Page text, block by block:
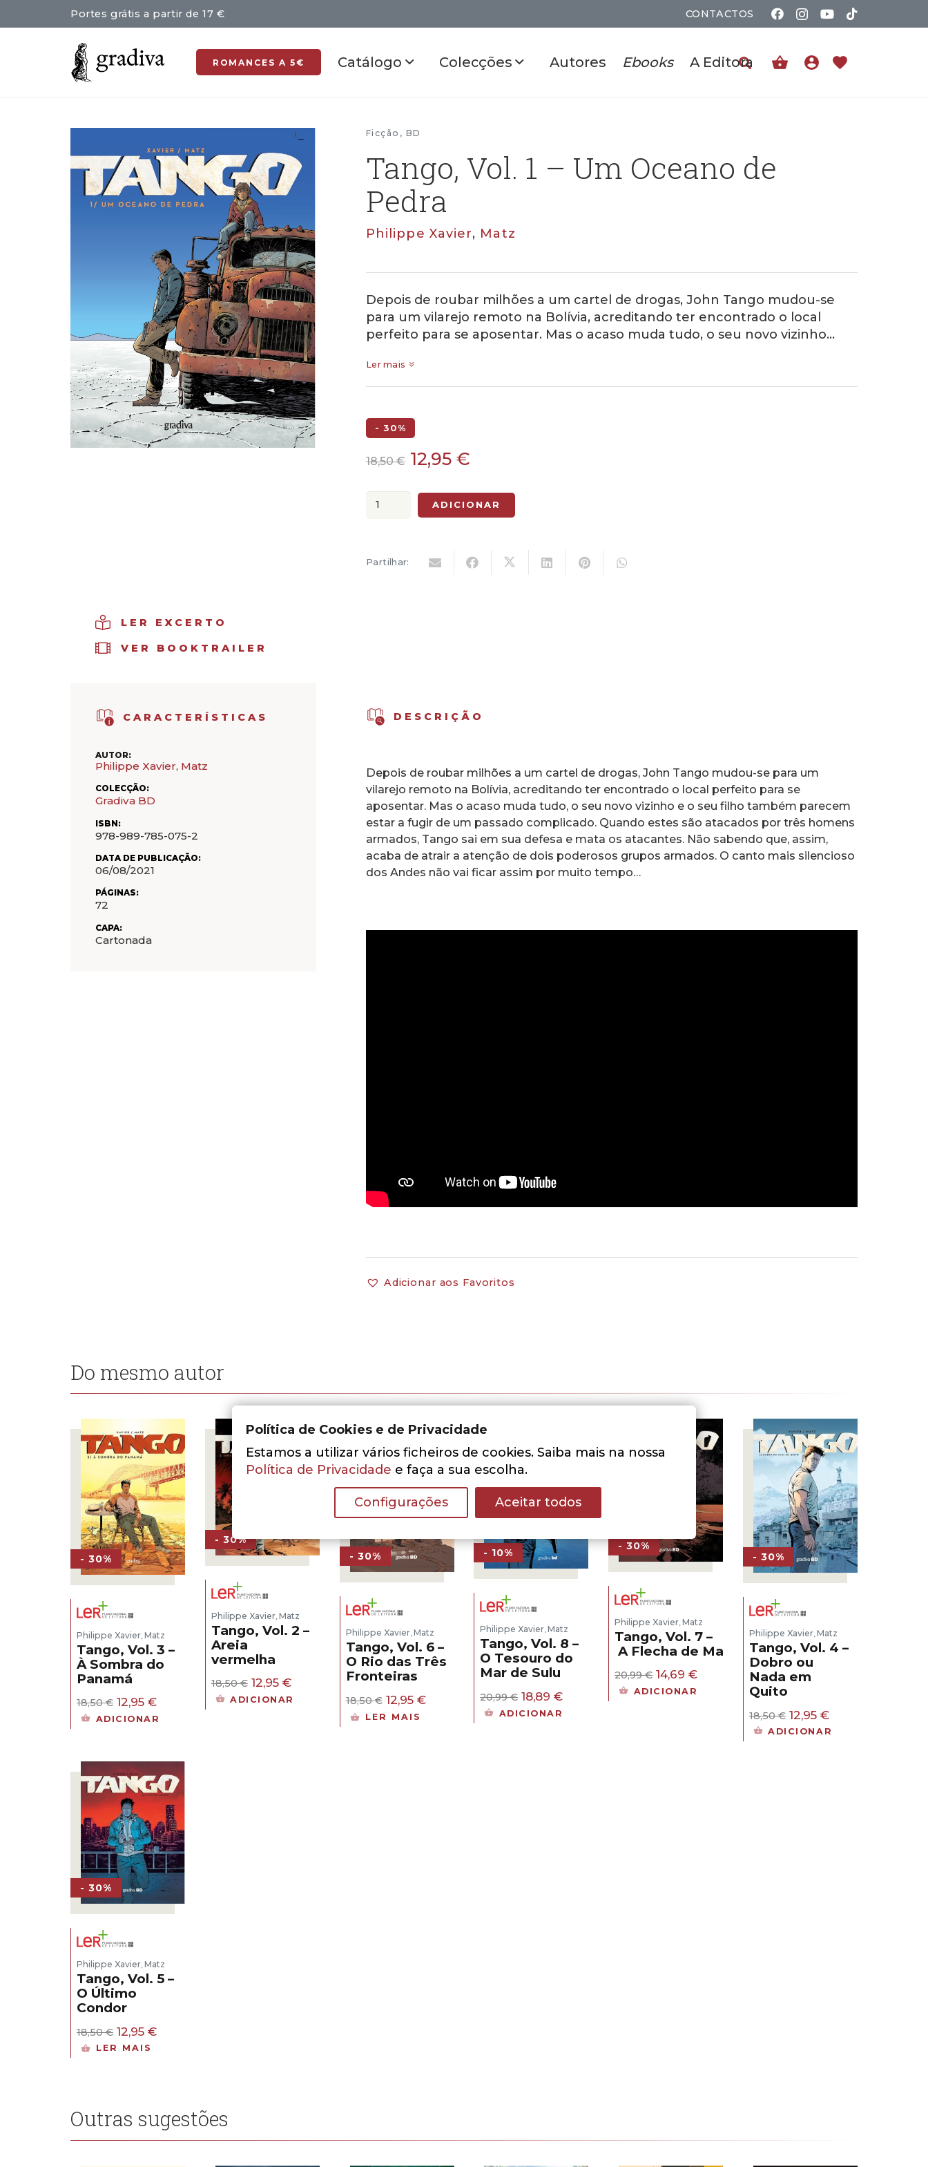
Portes grátis a partir de 17 € CONTACTOS
ROMANCES A 5€ Catálogo Colecções Autores Ebooks A Editora shopping_basket account_circle favorite
Ficção , BD
Tango, Vol. 1 – Um Oceano de
Pedra
Philippe Xavier, Matz
Depois de roubar milhões a um cartel de drogas, John Tango mudou-se
para um vilarejo remoto na Bolívia, acreditando ter encontrado o local
perfeito para se aposentar. Mas o acaso muda tudo, o seu novo vizinho…
Ler mais
- 30%
18,50€ O
original
era:
12,95 €
atual
é:
Quantidade
1
ADICIONAR
Partilhar:
LER EXCERTO
VER BOOKTRAILER
CARACTERÍSTICAS
AUTOR:
Philippe Xavier, Matz
COLECÇÃO:
Gradiva BD
ISBN:
978-989-785-075-2
DATA DE PUBLICAÇÃO:
06/08/2021
PÁGINAS:
72
CAPA:
Cartonada
DESCRIÇÃO
Depois de roubar milhões a um cartel de drogas, John Tango mudou-se para um
vilarejo remoto na Bolívia, acreditando ter encontrado o local perfeito para se
aposentar. Mas o acaso muda tudo, o seu novo vizinho e o seu filho também parecem
estar a fugir de um passado complicado. Quando estes são atacados por três homens
armados, Tango sai em sua defesa e mata os atacantes. Não sabendo que, assim,
acaba de atrair a atenção de dois poderosos grupos armados. O canto mais silencioso
dos Andes não vai ficar assim por muito tempo…
Adicionar aos Favoritos
Do mesmo autor
- 30%
Philippe Xavier,Matz
Tango, Vol. 3 –
À Sombra do
Panamá
18,50€ O
preço
12,95 €O
preço
ADICIONAR
- 30%
Philippe Xavier,Matz
Tango, Vol. 2 –
Areia
vermelha
18,50€ O
preço
12,95 €O
preço
ADICIONAR
- 30%
Philippe Xavier,Matz
Tango, Vol. 6 –
O Rio das Três
Fronteiras
18,50€ O
preço
12,95 €O
LER MAIS
- 10%
Philippe Xavier,Matz
Tango, Vol. 8 –
O Tesouro do
Mar de Sulu
20,99€ O
preço
18,89€O
ADICIONAR
- 30%
Philippe Xavier,Matz
Tango, Vol. 7 –
A Flecha de Magalhães
20,99€ O
preço
14,69€O
ADICIONAR
- 30%
Philippe Xavier,Matz
Tango, Vol. 4 –
Dobro ou
Nada em
Quito
18,50€ O
preço
12,95 €O
preço
ADICIONAR
- 30%
Philippe Xavier,Matz
Tango, Vol. 5 –
O Último
Condor
18,50€ O
preço
12,95 €O
LER MAIS
Outras sugestões
Política de Cookies e de Privacidade
Estamos a utilizar vários ficheiros de cookies. Saiba mais na nossa
Política de Privacidade e faça a sua escolha.
Configurações Aceitar todos